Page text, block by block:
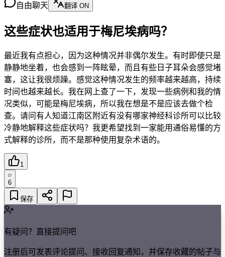
自由聊天 翻译 ON
这些症状也适用于梅尼埃病吗？
最近我有点担心，因为这种情况并非偶尔发生。有时即使只是
静静地坐着，也会感到一阵眩晕，而且有些日子耳朵会感觉堵
塞，这让我很烦躁。感觉这种情况发生的频率越来越高，持续
时间也越来越长。我在网上查了一下，发现一些病例和我的情
况类似，可能是梅尼埃病，所以我在想是不是应该去做个检
查。请问有人知道江南区附近有没有哪家神经科诊所可以比较
冷静地解释这些症状吗？我更希望找到一家能用通俗易懂的方
式解释的诊所，而不是那种使用复杂术语的。
1
6
保存
有疑问？直接提问吧
注册后可发表评论提问、接收回复通知，并保存收藏的帖子与